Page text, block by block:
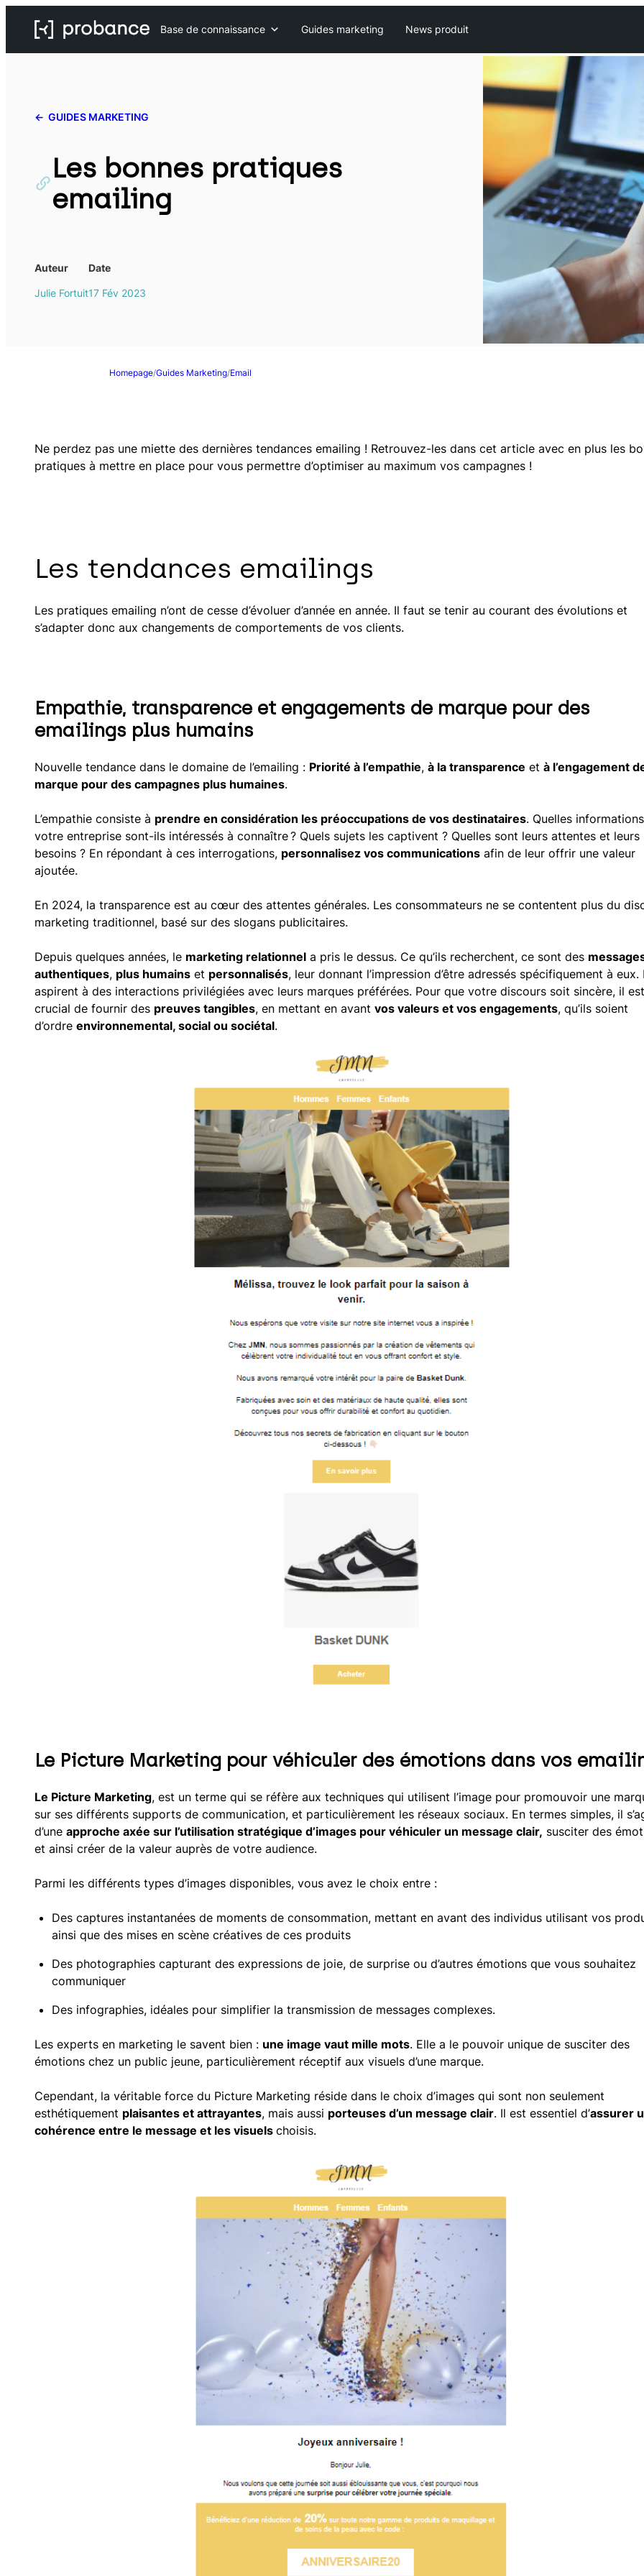
Base de connaissance Guides marketing News produit
GUIDES MARKETING
Les bonnes pratiques
emailing
Auteur
Julie Fortuit
Date
17 Fév 2023
Homepage/Guides Marketing/Email
Ne perdez pas une miette des dernières tendances emailing ! Retrouvez-les dans cet article avec en plus les
pratiques à mettre en place pour vous permettre d’optimiser au maximum vos campagnes !
Les tendances emailings
Les pratiques emailing n’ont de cesse d’évoluer d’année en année. Il faut se tenir au courant des évolutions et
s’adapter donc aux changements de comportements de vos clients.
Empathie, transparence et engagements de marque pour des
emailings plus humains
Nouvelle tendance dans le domaine de l’emailing : Priorité à l’empathie, à la transparence et à l’engagement
marque pour des campagnes plus humaines.
L’empathie consiste à prendre en considération les préoccupations de vos destinataires. Quelles
votre entreprise sont-ils intéressés à connaître ? Quels sujets les captivent ? Quelles sont leurs attentes et leurs
besoins ? En répondant à ces interrogations, personnalisez vos communications afin de leur offrir une valeur
ajoutée.
En 2024, la transparence est au cœur des attentes générales. Les consommateurs ne se contentent plus du
marketing traditionnel, basé sur des slogans publicitaires.
Depuis quelques années, le marketing relationnel a pris le dessus. Ce qu’ils recherchent, ce sont des
authentiques, plus humains et personnalisés, leur donnant l’impression d’être adressés spécifiquement à eux.
aspirent à des interactions privilégiées avec leurs marques préférées. Pour que votre discours soit sincère, il est
crucial de fournir des preuves tangibles, en mettant en avant vos valeurs et vos engagements, qu’ils soient
d’ordre environnemental, social ou sociétal.
Le Picture Marketing pour véhiculer des émotions dans vos
Le Picture Marketing, est un terme qui se réfère aux techniques qui utilisent l’image pour promouvoir une
sur ses différents supports de communication, et particulièrement les réseaux sociaux. En termes simples, il
d’une approche axée sur l’utilisation stratégique d’images pour véhiculer un message clair, susciter des
et ainsi créer de la valeur auprès de votre audience.
Parmi les différents types d’images disponibles, vous avez le choix entre :
Des captures instantanées de moments de consommation, mettant en avant des individus utilisant vos
ainsi que des mises en scène créatives de ces produits
Des photographies capturant des expressions de joie, de surprise ou d’autres émotions que vous souhaitez
communiquer
Des infographies, idéales pour simplifier la transmission de messages complexes.
Les experts en marketing le savent bien : une image vaut mille mots. Elle a le pouvoir unique de susciter des
émotions chez un public jeune, particulièrement réceptif aux visuels d’une marque.
Cependant, la véritable force du Picture Marketing réside dans le choix d’images qui sont non seulement
esthétiquement plaisantes et attrayantes, mais aussi porteuses d’un message clair. Il est essentiel d’assurer
cohérence entre le message et les visuels choisis.